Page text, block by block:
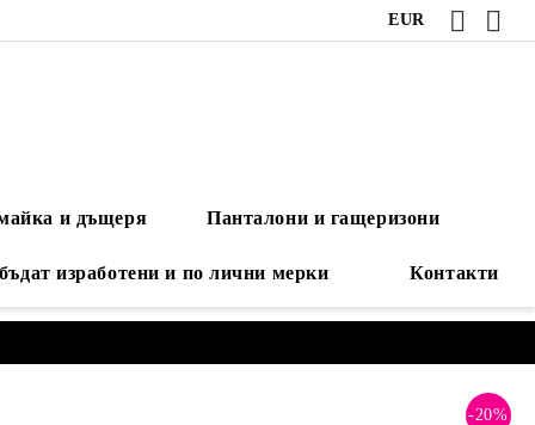
EUR
и дъщеря Панталони и гащеризони
изработени и по лични мерки Контакти
-20%